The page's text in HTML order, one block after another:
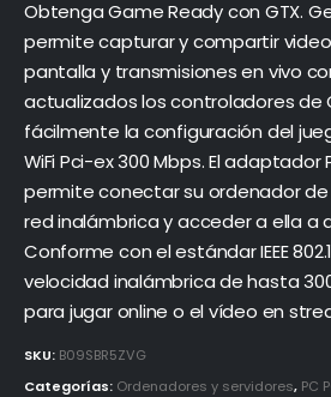
Obtenga Game Ready con GTX.
permite capturar y compartir
pantalla y transmisiones en vivo
actualizados los controladores de
fácilmente la configuración del
WiFi Pci-ex 300 Mbps. El adaptador
permite conectar su ordenador
red inalámbrica y acceder a ella a
Conforme con el estándar IEEE
velocidad inalámbrica de hasta
para jugar online o el vídeo en
SKU: B09SBR5ZVG
Categorías: Ordenadores y servidores, PC